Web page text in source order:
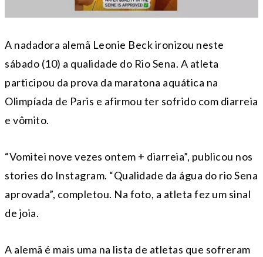
A nadadora alemã Leonie Beck ironizou neste
sábado (10) a qualidade do Rio Sena. A atleta
participou da prova da maratona aquática na
Olimpíada de Paris e afirmou ter sofrido com diarreia
e vômito.
“Vomitei nove vezes ontem + diarreia”, publicou nos
stories do Instagram. “Qualidade da água do rio Sena
aprovada”, completou. Na foto, a atleta fez um sinal
de joia.
A alemã é mais uma na lista de atletas que sofreram